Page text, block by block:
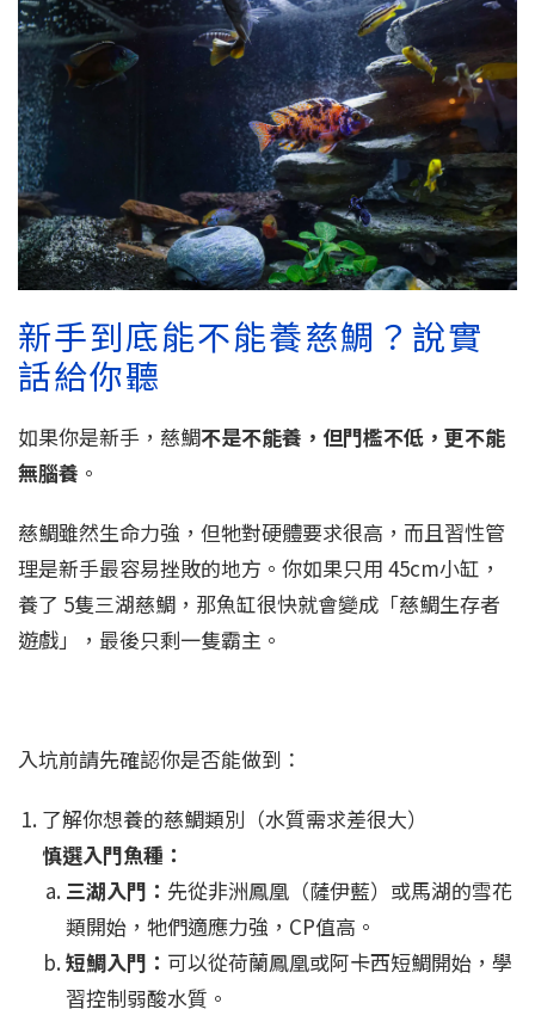
新手到底能不能養慈鯛？說實
話給你聽
如果你是新手，慈鯛不是不能養，但門檻不低，更不能
無腦養 。
慈鯛雖然生命力強，但牠對硬體要求很高，而且習性管
理是新手最容易挫敗的地方。你如果只用 45cm小缸，
養了 5隻三湖慈鯛，那魚缸很快就會變成「慈鯛生存者
遊戲」，最後只剩一隻霸主。
入坑前請先確認你是否能做到：
了解你想養的慈鯛類別（水質需求差很大）
慎選入門魚種：
三湖入門： 先從非洲鳳凰（薩伊藍）或馬湖的雪花
類開始，牠們適應力強，CP值高。
短鯛入門： 可以從荷蘭鳳凰或阿卡西短鯛開始，學
習控制弱酸水質。